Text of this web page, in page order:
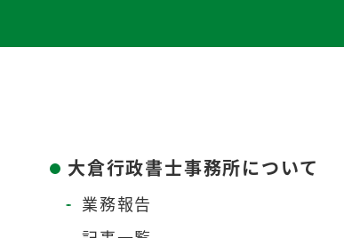
大倉行政書士事務所について
業務報告